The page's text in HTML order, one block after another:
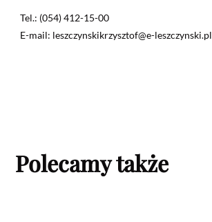
Tel.: (054) 412-15-00
E-mail: leszczynskikrzysztof@e-leszczynski.pl
Polecamy także